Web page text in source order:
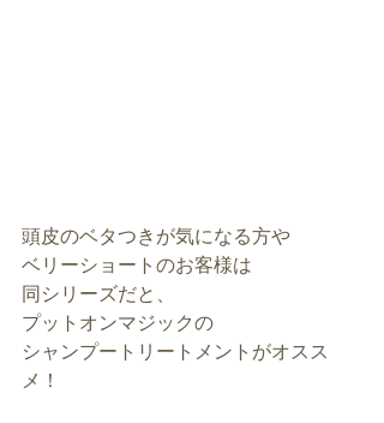
頭皮のベタつきが気になる方や
ベリーショートのお客様は
同シリーズだと、
プットオンマジックの
シャンプートリートメントがオスス
メ！